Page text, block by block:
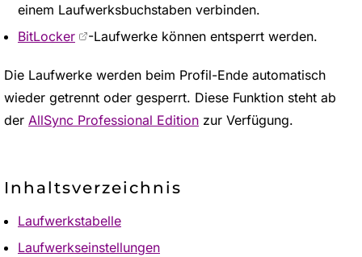
einem Laufwerksbuchstaben verbinden.
BitLocker
-Laufwerke können entsperrt werden.
Die Laufwerke werden beim Profil-Ende automatisch
wieder getrennt oder gesperrt. Diese Funktion steht ab
der AllSync Professional Edition zur Verfügung.
Inhaltsverzeichnis
Laufwerkstabelle
Laufwerkseinstellungen